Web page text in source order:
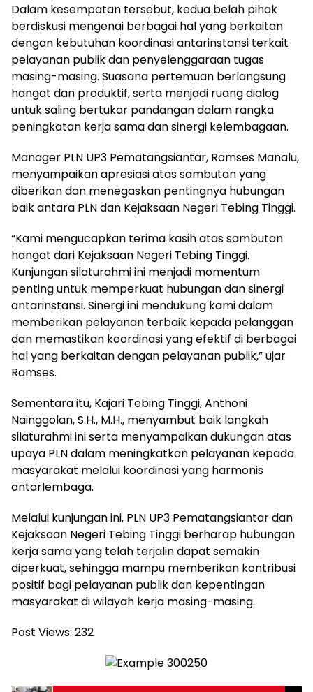
Dalam kesempatan tersebut, kedua belah pihak
berdiskusi mengenai berbagai hal yang berkaitan
dengan kebutuhan koordinasi antarinstansi terkait
pelayanan publik dan penyelenggaraan tugas
masing-masing. Suasana pertemuan berlangsung
hangat dan produktif, serta menjadi ruang dialog
untuk saling bertukar pandangan dalam rangka
peningkatan kerja sama dan sinergi kelembagaan.
Manager PLN UP3 Pematangsiantar, Ramses Manalu,
menyampaikan apresiasi atas sambutan yang
diberikan dan menegaskan pentingnya hubungan
baik antara PLN dan Kejaksaan Negeri Tebing Tinggi.
“Kami mengucapkan terima kasih atas sambutan
hangat dari Kejaksaan Negeri Tebing Tinggi.
Kunjungan silaturahmi ini menjadi momentum
penting untuk memperkuat hubungan dan sinergi
antarinstansi. Sinergi ini mendukung kami dalam
memberikan pelayanan terbaik kepada pelanggan
dan memastikan koordinasi yang efektif di berbagai
hal yang berkaitan dengan pelayanan publik,” ujar
Ramses.
Sementara itu, Kajari Tebing Tinggi, Anthoni
Nainggolan, S.H., M.H., menyambut baik langkah
silaturahmi ini serta menyampaikan dukungan atas
upaya PLN dalam meningkatkan pelayanan kepada
masyarakat melalui koordinasi yang harmonis
antarlembaga.
Melalui kunjungan ini, PLN UP3 Pematangsiantar dan
Kejaksaan Negeri Tebing Tinggi berharap hubungan
kerja sama yang telah terjalin dapat semakin
diperkuat, sehingga mampu memberikan kontribusi
positif bagi pelayanan publik dan kepentingan
masyarakat di wilayah kerja masing-masing.
Post Views: 232